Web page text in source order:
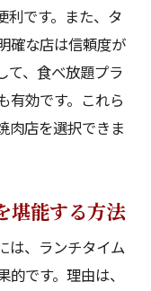
利です。また、タ
確な店は信頼度が
て、食べ放題プラ
有効です。これら
肉店を選択できま
堪能する方法
は、ランチタイム
です。理由は、